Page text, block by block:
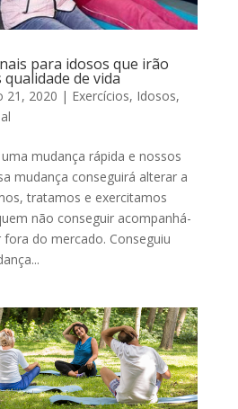
para idosos que irão
de vida
21, 2020 | Exercícios, Idosos,
mudança rápida e nossos
mudança conseguirá alterar a
tratamos e exercitamos
não conseguir acompanhá-
do mercado. Conseguiu